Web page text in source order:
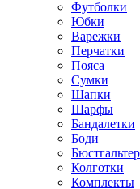
Футболки
Юбки
Варежки
Перчатки
Пояса
Сумки
Шапки
Шарфы
Бандалетки
Боди
Колготки
Комплекты